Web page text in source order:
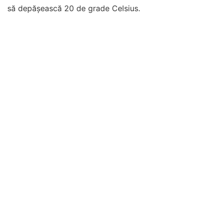
să depășească 20 de grade Celsius.